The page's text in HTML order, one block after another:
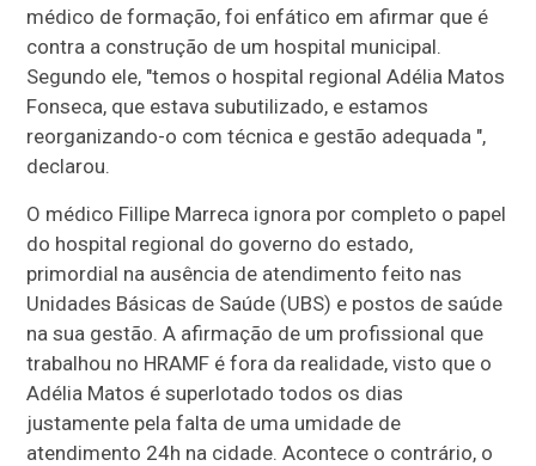
médico de formação, foi enfático em afirmar que é
contra a construção de um hospital municipal.
Segundo ele, "temos o hospital regional Adélia Matos
Fonseca, que estava subutilizado, e estamos
reorganizando-o com técnica e gestão adequada ",
declarou.
O médico Fillipe Marreca ignora por completo o papel
do hospital regional do governo do estado,
primordial na ausência de atendimento feito nas
Unidades Básicas de Saúde (UBS) e postos de saúde
na sua gestão. A afirmação de um profissional que
trabalhou no HRAMF é fora da realidade, visto que o
Adélia Matos é superlotado todos os dias
justamente pela falta de uma umidade de
atendimento 24h na cidade. Acontece o contrário, o